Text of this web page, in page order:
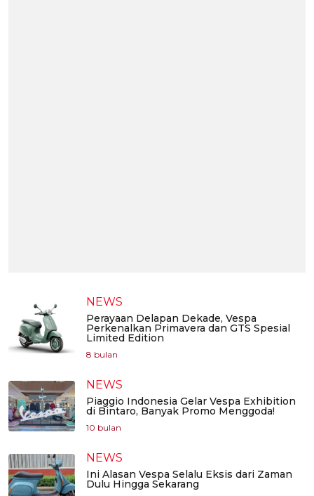
NEWS
Perayaan Delapan Dekade, Vespa
Perkenalkan Primavera dan GTS Spesial
Limited Edition
8 bulan
NEWS
Piaggio Indonesia Gelar Vespa Exhibition
di Bintaro, Banyak Promo Menggoda!
10 bulan
NEWS
Ini Alasan Vespa Selalu Eksis dari Zaman
Dulu Hingga Sekarang